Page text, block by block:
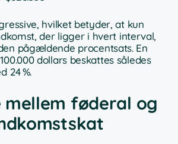
hvilket betyder, at kun
der ligger i hvert interval,
pågældende procentsats. En
dollars beskattes således
24 %.
mellem føderal og